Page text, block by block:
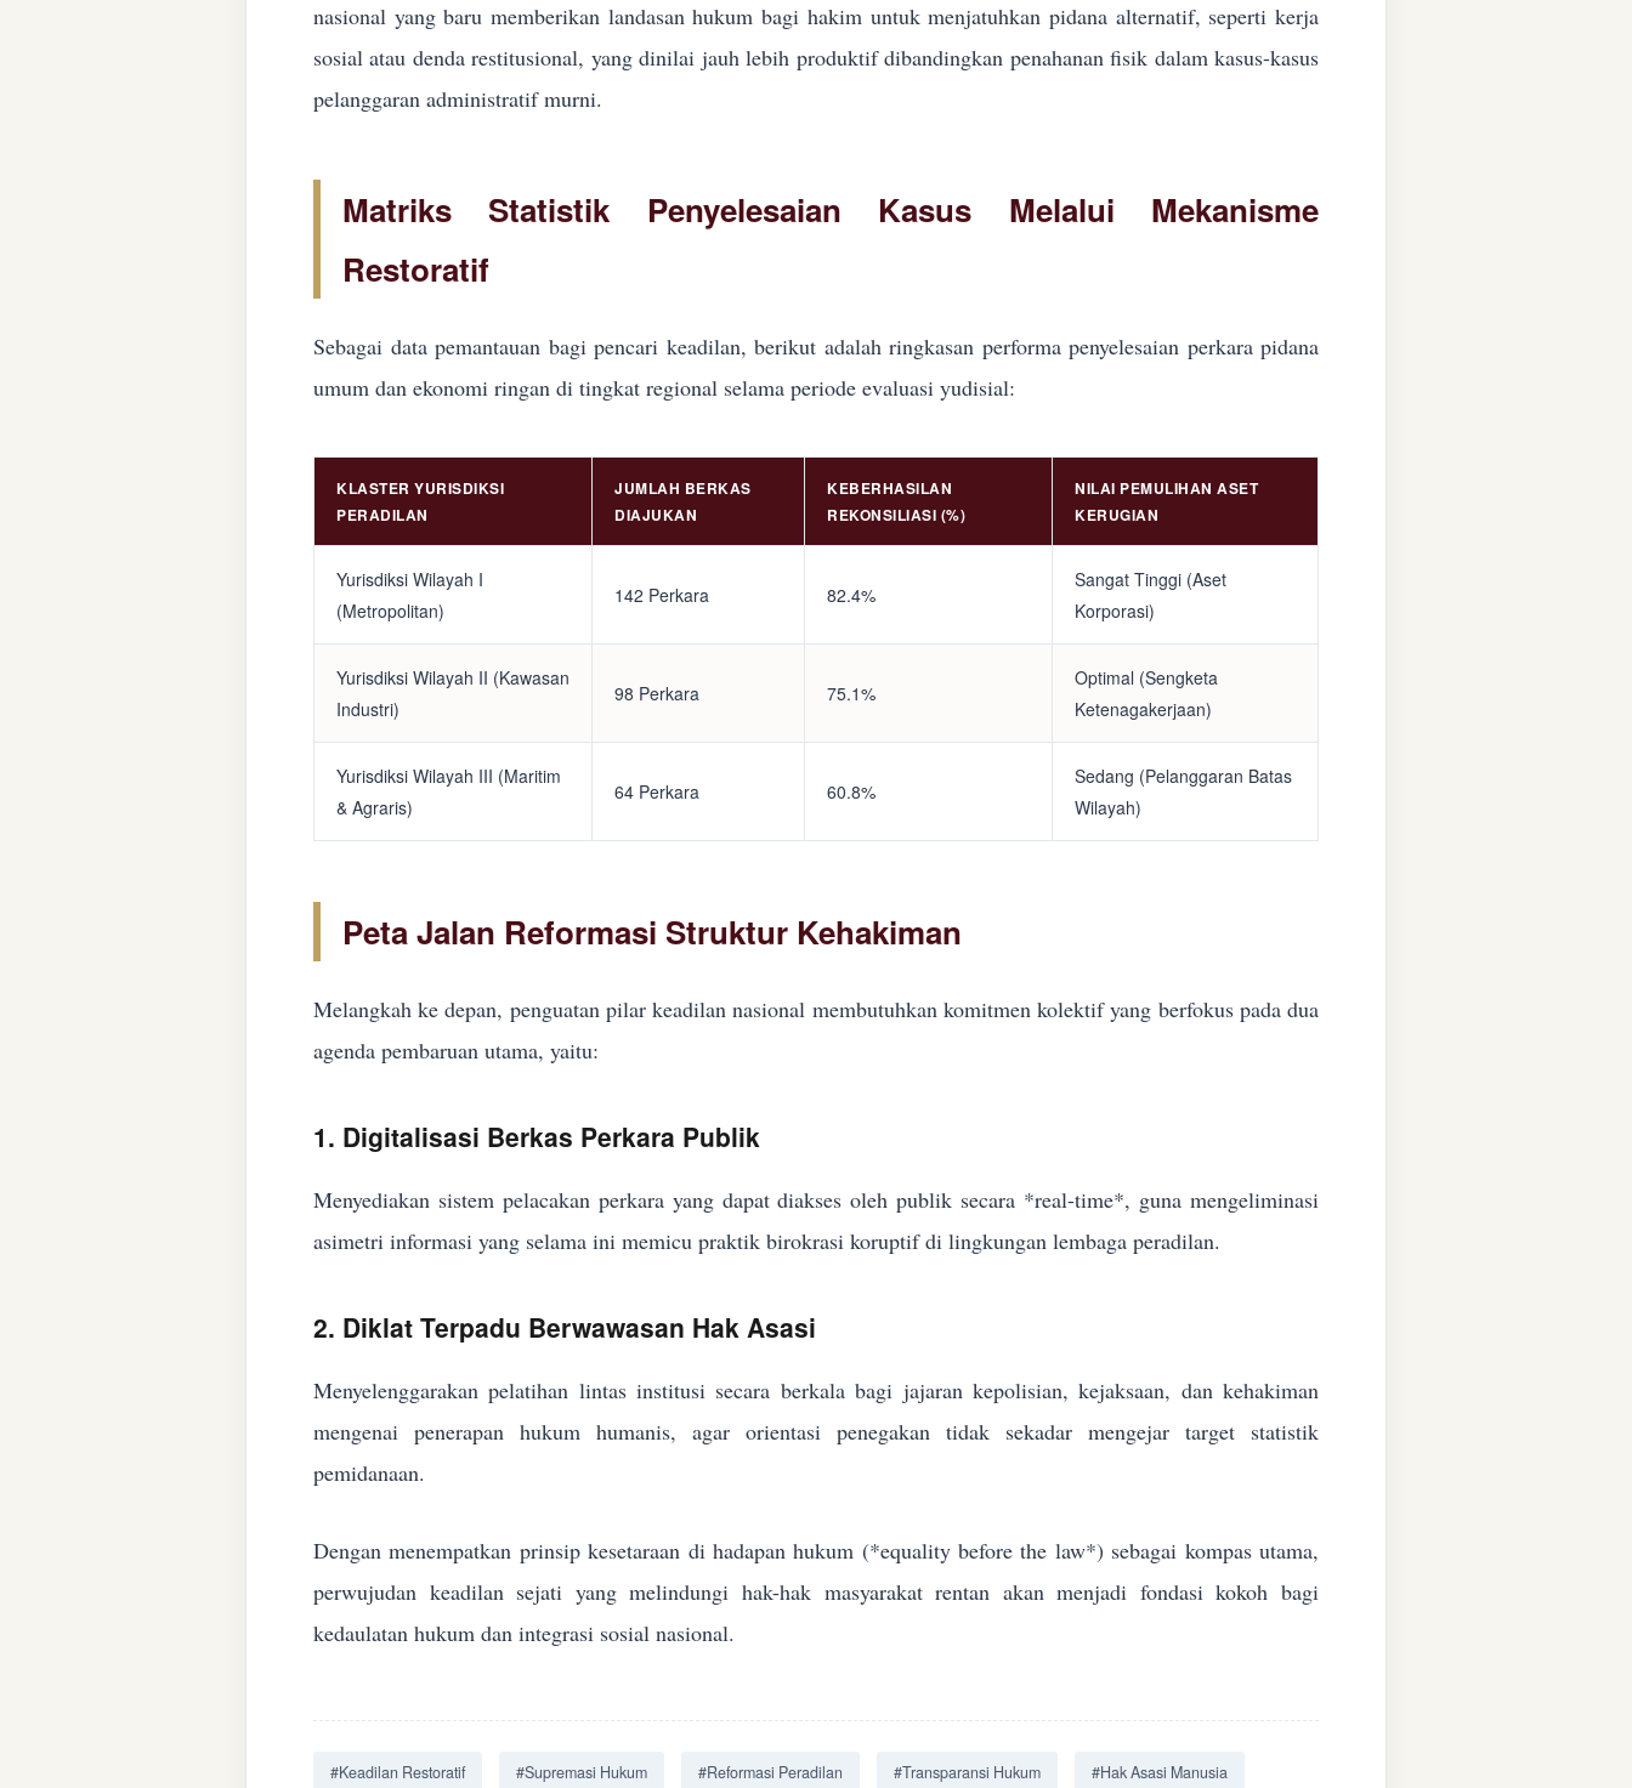
nasional yang baru memberikan landasan hukum bagi hakim untuk menjatuhkan pidana alternatif, seperti kerja
sosial atau denda restitusional, yang dinilai jauh lebih produktif dibandingkan penahanan fisik dalam kasus-kasus
pelanggaran administratif murni.
Matriks Statistik Penyelesaian Kasus Melalui Mekanisme
Restoratif
Sebagai data pemantauan bagi pencari keadilan, berikut adalah ringkasan performa penyelesaian perkara pidana
umum dan ekonomi ringan di tingkat regional selama periode evaluasi yudisial:
KLASTER YURISDIKSI
PERADILAN
JUMLAH BERKAS
DIAJUKAN
KEBERHASILAN
REKONSILIASI (%)
NILAI PEMULIHAN ASET
KERUGIAN
Yurisdiksi Wilayah I
(Metropolitan)
142 Perkara 82.4%
Sangat Tinggi (Aset
Korporasi)
Yurisdiksi Wilayah II (Kawasan
Industri)
98 Perkara 75.1%
Optimal (Sengketa
Ketenagakerjaan)
Yurisdiksi Wilayah III (Maritim
& Agraris)
64 Perkara 60.8%
Sedang (Pelanggaran Batas
Wilayah)
Peta Jalan Reformasi Struktur Kehakiman
Melangkah ke depan, penguatan pilar keadilan nasional membutuhkan komitmen kolektif yang berfokus pada dua
agenda pembaruan utama, yaitu:
1. Digitalisasi Berkas Perkara Publik
Menyediakan sistem pelacakan perkara yang dapat diakses oleh publik secara *real-time*, guna mengeliminasi
asimetri informasi yang selama ini memicu praktik birokrasi koruptif di lingkungan lembaga peradilan.
2. Diklat Terpadu Berwawasan Hak Asasi
Menyelenggarakan pelatihan lintas institusi secara berkala bagi jajaran kepolisian, kejaksaan, dan kehakiman
mengenai penerapan hukum humanis, agar orientasi penegakan tidak sekadar mengejar target statistik
pemidanaan.
Dengan menempatkan prinsip kesetaraan di hadapan hukum (*equality before the law*) sebagai kompas utama,
perwujudan keadilan sejati yang melindungi hak-hak masyarakat rentan akan menjadi fondasi kokoh bagi
kedaulatan hukum dan integrasi sosial nasional.
#Keadilan Restoratif #Supremasi Hukum #Reformasi Peradilan #Transparansi Hukum #Hak Asasi Manusia